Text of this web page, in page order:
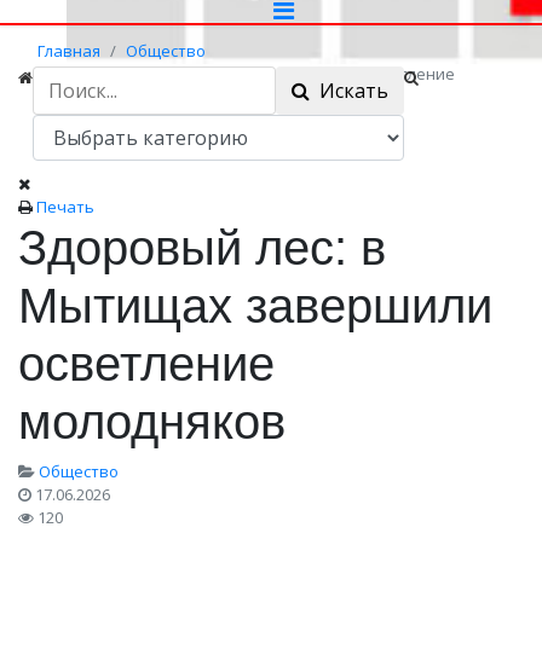
Главная
Общество
Здоровый лес: в Мытищах завершили осветление
молодняков
Искать
Печать
Здоровый лес: в
Мытищах завершили
осветление
молодняков
Общество
17.06.2026
120